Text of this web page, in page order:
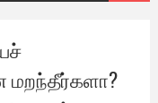
மறந்தீர்களா?